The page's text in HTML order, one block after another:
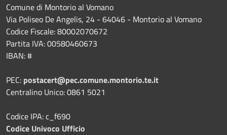
Comune di Montorio al Vomano
Via Poliseo De Angelis, 24 - 64046 - Montorio al Vomano
Codice Fiscale: 80002070672
Partita IVA: 00580460673
IBAN: #
PEC: postacert@pec.comune.montorio.te.it
Centralino Unico: 0861 5021
Codice IPA: c_f690
Codice Univoco Ufficio